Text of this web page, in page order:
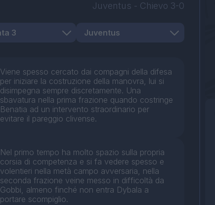
Juventus - Chievo 3-0
Viene spesso cercato dai compagni della difesa
per iniziare la costruzione della manovra, lui si
disimpegna sempre discretamente. Una
sbavatura nella prima frazione quando costringe
Benatia ad un intervento straordinario per
evitare il pareggio clivense.
Nel primo tempo ha molto spazio sulla propria
corsia di competenza e si fa vedere spesso e
volentieri nella metà campo avversaria, nella
seconda frazione veine messo in difficoltà da
Gobbi, almeno finché non entra Dybala a
portare scompiglio.